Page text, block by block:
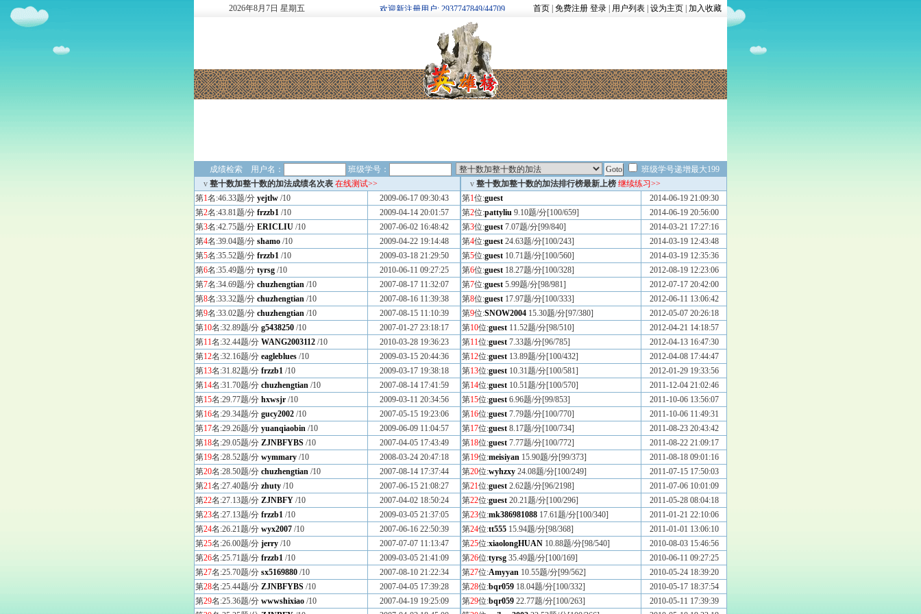
2026年8月 7日 星期五 欢迎新注册用户: 2937747849/44709 首页 免费注册 登录 用户列表 设为主页 加入收藏
成绩检索 用户名： 班级学号：
班级学号递增最大199
v 整十数加整十数的加法成绩名次表 在线测试>>
第1名:46.33题/分 yejtlw /10
2009-06-17 09:30:43
第2名:43.81题/分 frzzb1 /10
2009-04-14 20:01:57
第3名:42.75题/分 ERICLIU /10
2007-06-02 16:48:42
第4名:39.04题/分 shamo /10
2009-04-22 19:14:48
第5名:35.52题/分 frzzb1 /10
2009-03-18 21:29:50
第6名:35.49题/分 tyrsg /10
2010-06-11 09:27:25
第7名:34.69题/分 chuzhengtian /10
2007-08-17 11:32:07
第8名:33.32题/分 chuzhengtian /10
2007-08-16 11:39:38
第9名:33.02题/分 chuzhengtian /10
2007-08-15 11:10:39
第10名:32.89题/分 g5438250 /10
2007-01-27 23:18:17
第11名:32.44题/分 WANG2003112 /10
2010-03-28 19:36:23
第12名:32.16题/分 eagleblues /10
2009-03-15 20:44:36
第13名:31.82题/分 frzzb1 /10
2009-03-17 19:38:18
第14名:31.70题/分 chuzhengtian /10
2007-08-14 17:41:59
第15名:29.77题/分 hxwsjr /10
2009-03-11 20:34:56
第16名:29.34题/分 gucy2002 /10
2007-05-15 19:23:06
第17名:29.26题/分 yuanqiaobin /10
2009-06-09 11:04:57
第18名:29.05题/分 ZJNBFYBS /10
2007-04-05 17:43:49
第19名:28.52题/分 wymmary /10
2008-03-24 20:47:18
第20名:28.50题/分 chuzhengtian /10
2007-08-14 17:37:44
第21名:27.40题/分 zhuty /10
2007-06-15 21:08:27
第22名:27.13题/分 ZJNBFY /10
2007-04-02 18:50:24
第23名:27.13题/分 frzzb1 /10
2009-03-05 21:37:05
第24名:26.21题/分 wyx2007 /10
2007-06-16 22:50:39
第25名:26.00题/分 jerry /10
2007-07-07 11:13:47
第26名:25.71题/分 frzzb1 /10
2009-03-05 21:41:09
第27名:25.70题/分 sx5169880 /10
2007-08-10 21:22:34
第28名:25.44题/分 ZJNBFYBS /10
2007-04-05 17:39:28
第29名:25.36题/分 wwwshixiao /10
2007-04-19 19:25:09
v 整十数加整十数的加法排行榜最新上榜 继续练习>>
第1位:guest
2014-06-19 21:09:30
第2位:pattyliu 9.10题/分[100/659]
2014-06-19 20:56:00
第3位:guest 7.07题/分[99/840]
2014-03-21 17:27:16
第4位:guest 24.63题/分[100/243]
2014-03-19 12:43:48
第5位:guest 10.71题/分[100/560]
2014-03-19 12:35:36
第6位:guest 18.27题/分[100/328]
2012-08-19 12:23:06
第7位:guest 5.99题/分[98/981]
2012-07-17 20:42:00
第8位:guest 17.97题/分[100/333]
2012-06-11 13:06:42
第9位:SNOW2004 15.30题/分[97/380]
2012-05-07 20:26:18
第10位:guest 11.52题/分[98/510]
2012-04-21 14:18:57
第11位:guest 7.33题/分[96/785]
2012-04-13 16:47:30
第12位:guest 13.89题/分[100/432]
2012-04-08 17:44:47
第13位:guest 10.31题/分[100/581]
2012-01-29 19:33:56
第14位:guest 10.51题/分[100/570]
2011-12-04 21:02:46
第15位:guest 6.96题/分[99/853]
2011-10-06 13:56:07
第16位:guest 7.79题/分[100/770]
2011-10-06 11:49:31
第17位:guest 8.17题/分[100/734]
2011-08-23 20:43:42
第18位:guest 7.77题/分[100/772]
2011-08-22 21:09:17
第19位:meisiyan 15.90题/分[99/373]
2011-08-18 09:01:16
第20位:wyhzxy 24.08题/分[100/249]
2011-07-15 17:50:03
第21位:guest 2.62题/分[96/2198]
2011-07-06 10:01:09
第22位:guest 20.21题/分[100/296]
2011-05-28 08:04:18
第23位:mk386981088 17.61题/分[100/340]
2011-01-21 22:10:06
第24位:tt555 15.94题/分[98/368]
2011-01-01 13:06:10
第25位:xiaolongHUAN 10.88题/分[98/540]
2010-08-03 15:46:56
第26位:tyrsg 35.49题/分[100/169]
2010-06-11 09:27:25
第27位:Amyyan 10.55题/分[99/562]
2010-05-24 18:39:20
第28位:bqr059 18.04题/分[100/332]
2010-05-17 18:37:54
第29位:bqr059 22.77题/分[100/263]
2010-05-11 17:39:39